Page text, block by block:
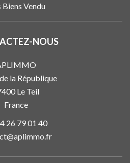
Biens Vendu
NOUS
la République
Le Teil
France
26 79 01 40